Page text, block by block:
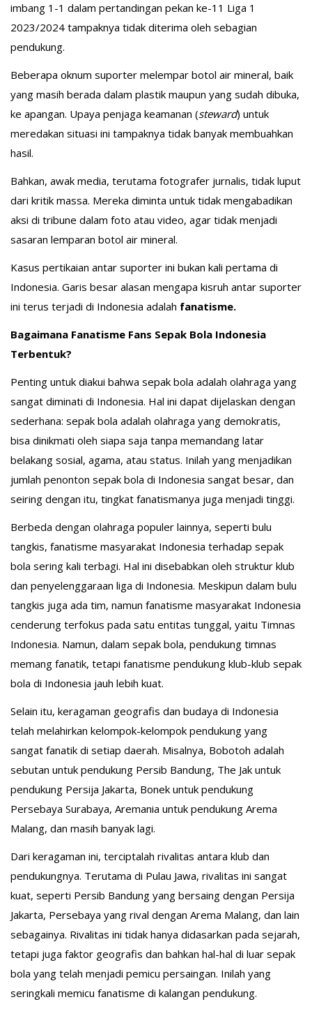
imbang 1-1 dalam pertandingan pekan ke-11 Liga 1
2023/2024 tampaknya tidak diterima oleh sebagian
pendukung.
Beberapa oknum suporter melempar botol air mineral, baik
yang masih berada dalam plastik maupun yang sudah dibuka,
ke apangan. Upaya penjaga keamanan (steward) untuk
meredakan situasi ini tampaknya tidak banyak membuahkan
hasil.
Bahkan, awak media, terutama fotografer jurnalis, tidak luput
dari kritik massa. Mereka diminta untuk tidak mengabadikan
aksi di tribune dalam foto atau video, agar tidak menjadi
sasaran lemparan botol air mineral.
Kasus pertikaian antar suporter ini bukan kali pertama di
Indonesia. Garis besar alasan mengapa kisruh antar suporter
ini terus terjadi di Indonesia adalah fanatisme.
Bagaimana Fanatisme Fans Sepak Bola Indonesia
Terbentuk?
Penting untuk diakui bahwa sepak bola adalah olahraga yang
sangat diminati di Indonesia. Hal ini dapat dijelaskan dengan
sederhana: sepak bola adalah olahraga yang demokratis,
bisa dinikmati oleh siapa saja tanpa memandang latar
belakang sosial, agama, atau status. Inilah yang menjadikan
jumlah penonton sepak bola di Indonesia sangat besar, dan
seiring dengan itu, tingkat fanatismanya juga menjadi tinggi.
Berbeda dengan olahraga populer lainnya, seperti bulu
tangkis, fanatisme masyarakat Indonesia terhadap sepak
bola sering kali terbagi. Hal ini disebabkan oleh struktur klub
dan penyelenggaraan liga di Indonesia. Meskipun dalam bulu
tangkis juga ada tim, namun fanatisme masyarakat Indonesia
cenderung terfokus pada satu entitas tunggal, yaitu Timnas
Indonesia. Namun, dalam sepak bola, pendukung timnas
memang fanatik, tetapi fanatisme pendukung klub-klub sepak
bola di Indonesia jauh lebih kuat.
Selain itu, keragaman geografis dan budaya di Indonesia
telah melahirkan kelompok-kelompok pendukung yang
sangat fanatik di setiap daerah. Misalnya, Bobotoh adalah
sebutan untuk pendukung Persib Bandung, The Jak untuk
pendukung Persija Jakarta, Bonek untuk pendukung
Persebaya Surabaya, Aremania untuk pendukung Arema
Malang, dan masih banyak lagi.
Dari keragaman ini, terciptalah rivalitas antara klub dan
pendukungnya. Terutama di Pulau Jawa, rivalitas ini sangat
kuat, seperti Persib Bandung yang bersaing dengan Persija
Jakarta, Persebaya yang rival dengan Arema Malang, dan lain
sebagainya. Rivalitas ini tidak hanya didasarkan pada sejarah,
tetapi juga faktor geografis dan bahkan hal-hal di luar sepak
bola yang telah menjadi pemicu persaingan. Inilah yang
seringkali memicu fanatisme di kalangan pendukung.